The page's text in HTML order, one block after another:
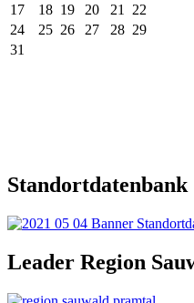
17 18 19 20 21 22
24
25 26 27 28 29
31
Standortdatenbank
Leader Region